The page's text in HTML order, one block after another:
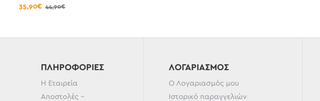
35,90€ 44,90€
ΠΛΗΡΟΦΟΡΊΕΣ
Η Εταιρεία
Αποστολές -
ΛΟΓΑΡΙΑΣΜΌΣ
Ο Λογαριασμός μου
Ιστορικό παραγγελιών